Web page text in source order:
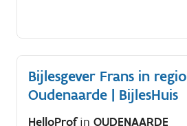
Bijlesgever Frans in regio
Oudenaarde | BijlesHuis
HelloProfin OUDENAARDE